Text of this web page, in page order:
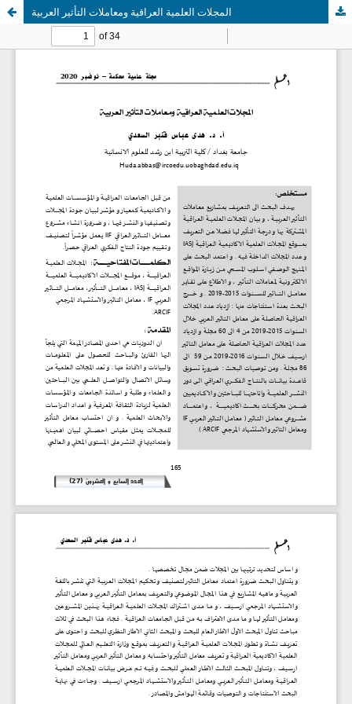
المجلات العلمية العراقية ومعاملات التأثير العربية